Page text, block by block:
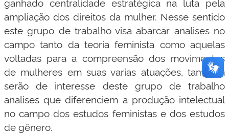
ampliação dos direitos da mulher. Nesse sentido
este grupo de trabalho visa abarcar analises no
campo tanto da teoria feminista como aquelas
voltadas para a compreensão dos movimentos
de mulheres em suas varias atuações, também
serão de interesse deste grupo de trabalho
analises que diferenciem a produção intelectual
no campo dos estudos feministas e dos estudos
de gênero.